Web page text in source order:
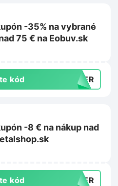
-35% na vybrané
75 € na Eobuv.sk
kód MMER
-8 € na nákup nad
kód MMER